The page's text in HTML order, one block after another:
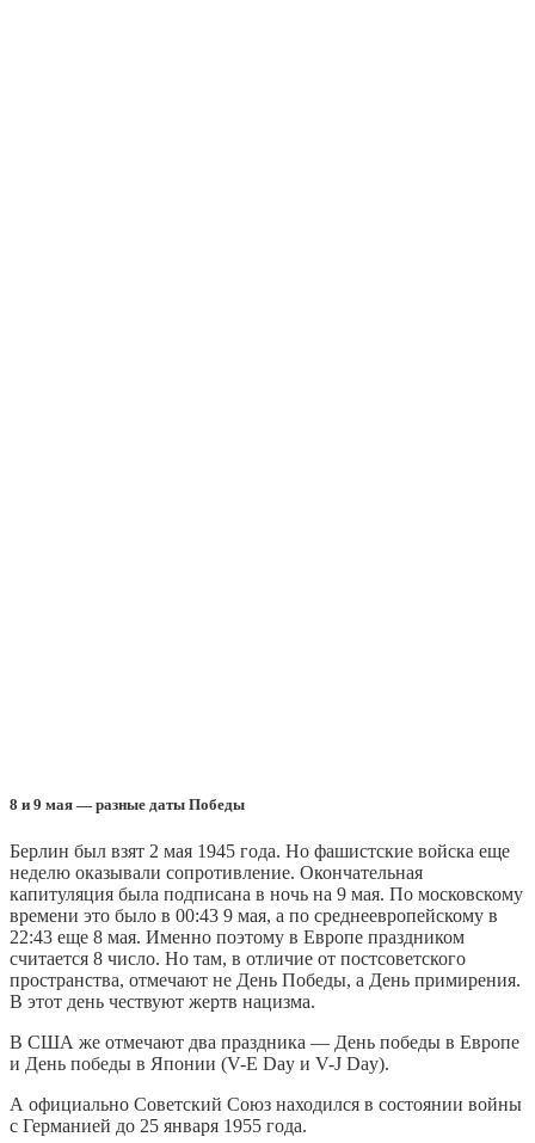
8 и 9 мая — разные даты Победы
Берлин был взят 2 мая 1945 года. Но фашистские войска еще
неделю оказывали сопротивление. Окончательная
капитуляция была подписана в ночь на 9 мая. По московскому
времени это было в 00:43 9 мая, а по среднеевропейскому в
22:43 еще 8 мая. Именно поэтому в Европе праздником
считается 8 число. Но там, в отличие от постсоветского
пространства, отмечают не День Победы, а День примирения.
В этот день чествуют жертв нацизма.
В США же отмечают два праздника — День победы в Европе
и День победы в Японии (V-E Day и V-J Day).
А официально Советский Союз находился в состоянии войны
с Германией до 25 января 1955 года.